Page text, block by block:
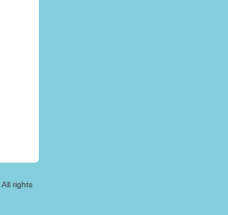
All rights